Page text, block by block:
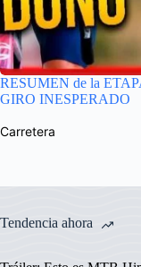
RESUMEN de la
GIRO INESPERADO
Carretera
Tendencia ahora